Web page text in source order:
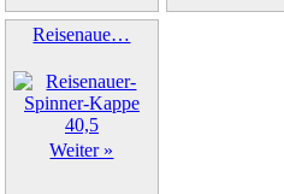
Reisenaue…
Weiter »